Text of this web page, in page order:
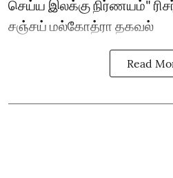
செய்ய இலக்கு நிர்ணயம்"
சஞ்சய் மல்கோத்ரா தகவல்
Read